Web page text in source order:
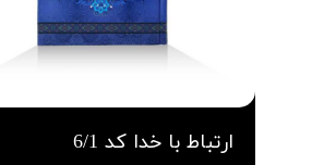
ارتباط با خدا کد 6/1